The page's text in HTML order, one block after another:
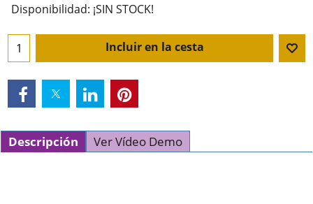
Disponibilidad: ¡SIN STOCK!
Incluir en la cesta
Descripción Ver Vídeo Demo